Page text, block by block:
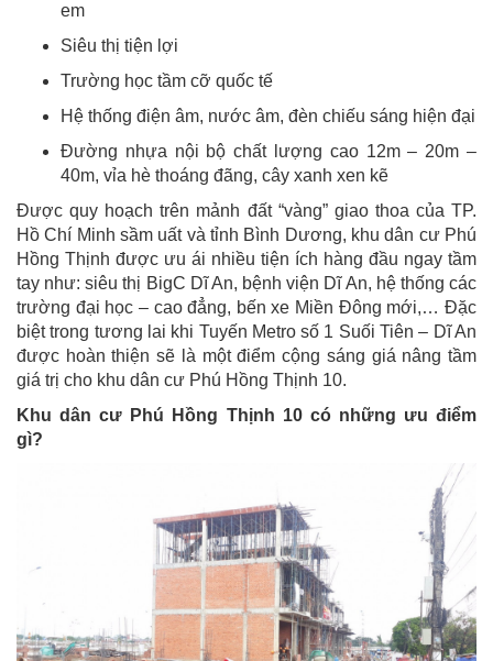
em
Siêu thị tiện lợi
Trường học tầm cỡ quốc tế
Hệ thống điện âm, nước âm, đèn chiếu sáng hiện đại
Đường nhựa nội bộ chất lượng cao 12m – 20m –
40m, vỉa hè thoáng đãng, cây xanh xen kẽ
Được quy hoạch trên mảnh đất “vàng” giao thoa của TP.
Hồ Chí Minh sầm uất và tỉnh Bình Dương, khu dân cư Phú
Hồng Thịnh được ưu ái nhiều tiện ích hàng đầu ngay tầm
tay như: siêu thị BigC Dĩ An, bệnh viện Dĩ An, hệ thống các
trường đại học – cao đẳng, bến xe Miền Đông mới,… Đặc
biệt trong tương lai khi Tuyến Metro số 1 Suối Tiên – Dĩ An
được hoàn thiện sẽ là một điểm cộng sáng giá nâng tầm
giá trị cho khu dân cư Phú Hồng Thịnh 10.
Khu dân cư Phú Hồng Thịnh 10 có những ưu điểm
gì?